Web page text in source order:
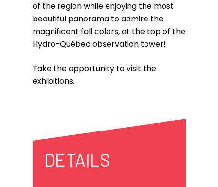
of the region while enjoying the most
beautiful panorama to admire the
magnificent fall colors, at the top of the
Hydro-Québec observation tower!
Take the opportunity to visit the
exhibitions.
DETAILS